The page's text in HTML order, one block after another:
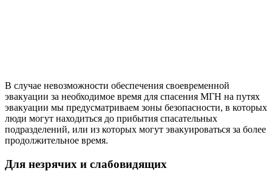
В случае невозможности обеспечения своевременной
эвакуации за необходимое время для спасения МГН на путях
эвакуации мы предусматриваем зоны безопасности, в которых
люди могут находиться до прибытия спасательных
подразделений, или из которых могут эвакуироваться за более
продолжительное время.
Для незрячих и слабовидящих